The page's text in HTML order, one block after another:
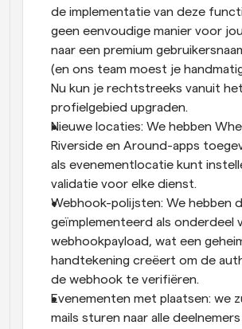
de implementatie van deze
geen eenvoudige manier voor
naar een premium
(en ons team moest je
Nu kun je rechtstreeks vanuit het
profielgebied upgraden.
Nieuwe locaties: We hebben
Riverside en Around-apps
als evenementlocatie kunt
validatie voor elke dienst.
Webhook-polijsten: We hebben
geïmplementeerd als onderdeel
webhookpayload, wat een
handtekening creëert om de
de webhook te verifiëren.
Evenementen met plaatsen: we
mails sturen naar alle deelnemers